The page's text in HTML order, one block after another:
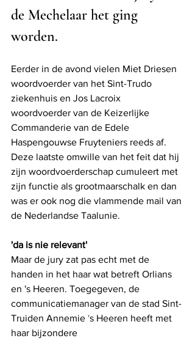
de Mechelaar het ging
worden.
Eerder in de avond vielen Miet Driesen
woordvoerder van het Sint-Trudo
ziekenhuis en Jos Lacroix
woordvoerder van de Keizerlijke
Commanderie van de Edele
Haspengouwse Fruyteniers reeds af.
Deze laatste omwille van het feit dat hij
zijn woordvoerderschap cumuleert met
zijn functie als grootmaarschalk en dan
was er ook nog die vlammende mail van
de Nederlandse Taalunie.
'da is nie relevant'
Maar de jury zat pas echt met de
handen in het haar wat betreft Orlians
en 's Heeren. Toegegeven, de
communicatiemanager van de stad Sint-
Truiden Annemie 's Heeren heeft met
haar bijzondere